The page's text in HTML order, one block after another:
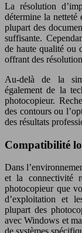
La résolution
détermine la netteté
plupart des
suffisante.
de haute qualité ou
offrant des
Au-delà de la
également de la
photocopieur.
des contours ou
des résultats
Compatibilité
Dans
et la connectivité
photocopieur que
d’exploitation et
plupart des
avec Windows et